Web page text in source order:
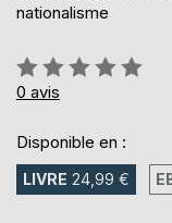
nationalisme
Évaluation:
0%
0 avis
Disponible en :
LIVRE 24,99 €